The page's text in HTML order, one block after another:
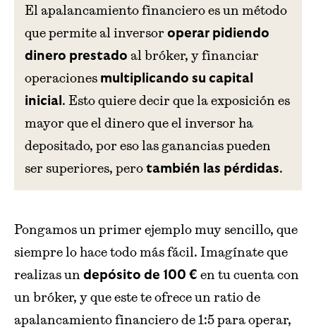
El apalancamiento financiero es un método
que permite al inversor operar pidiendo
dinero prestado al bróker, y financiar
operaciones multiplicando su capital
inicial . Esto quiere decir que la exposición es
mayor que el dinero que el inversor ha
depositado, por eso las ganancias pueden
ser superiores, pero también las pérdidas.
Pongamos un primer ejemplo muy sencillo, que
siempre lo hace todo más fácil. Imagínate que
realizas un depósito de 100 € en tu cuenta con
un bróker, y que este te ofrece un ratio de
apalancamiento financiero de 1:5 para operar,